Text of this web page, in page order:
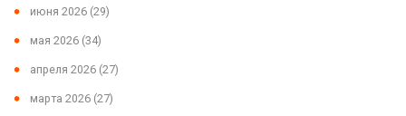
июня 2026 (29)
мая 2026 (34)
апреля 2026 (27)
марта 2026 (27)